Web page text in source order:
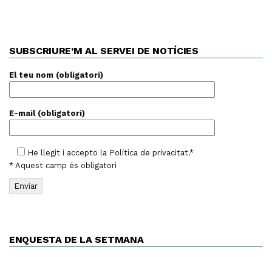
SUBSCRIURE’M AL SERVEI DE NOTÍCIES
El teu nom (obligatori)
E-mail (obligatori)
He llegit i accepto la Política de privacitat.*
* Aquest camp és obligatori
ENQUESTA DE LA SETMANA